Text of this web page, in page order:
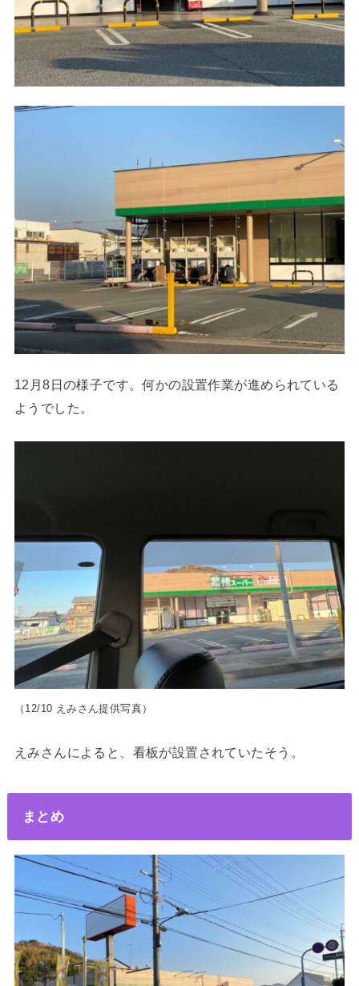
12月8日の様子です。何かの設置作業が進められている
ようでした。
（12/10 えみさん提供写真）
えみさんによると、看板が設置されていたそう。
まとめ